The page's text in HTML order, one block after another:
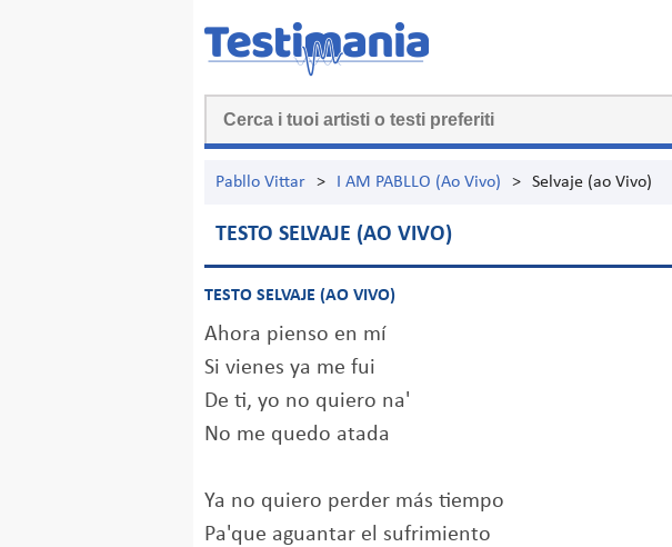
Pabllo Vittar > I AM PABLLO (Ao Vivo) > Selvaje (ao Vivo)
TESTO SELVAJE (AO VIVO)
TESTO SELVAJE (AO VIVO)
Ahora pienso en mí
Si vienes ya me fui
De ti, yo no quiero na'
No me quedo atada
Ya no quiero perder más tiempo
Pa'que aguantar el sufrimiento